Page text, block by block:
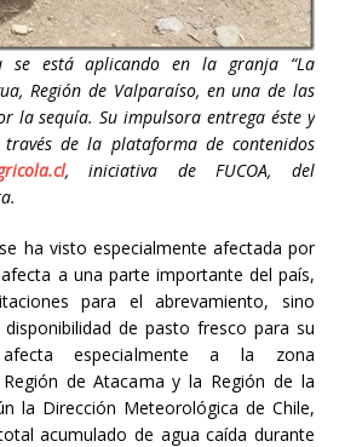
se está aplicando en la granja “La
Región de Valparaíso, en una de las
la sequía. Su impulsora entrega éste y
de la plataforma de contenidos
, iniciativa de FUCOA, del
ha visto especialmente afectada por
a una parte importante del país,
para el abrevamiento, sino
de pasto fresco para su
especialmente a la zona
de Atacama y la Región de la
la Dirección Meteorológica de Chile,
acumulado de agua caída durante